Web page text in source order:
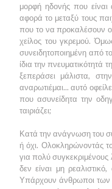
μορφή ηδονής που
αφορά το μεταξύ τους
που το να προκαλέσουν ο
χείλος του γκρεμού.
συνειδητοποιημένη από
ίδια την πνευματικότητά
ξεπεράσει μάλιστα,
αναρωτιέμαι... αυτό
που ασυνείδητα την
ταιριάζει;
Κατά την ανάγνωση του
ή όχι. Ολοκληρώνοντάς
για πολύ
δεν είναι μη
Υπάρχουν άνθρωποι των